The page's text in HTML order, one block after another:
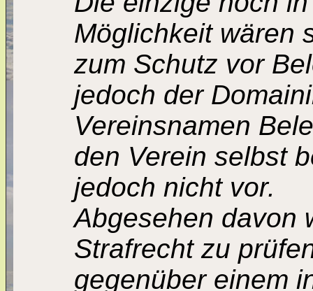
Möglichkeit wären
zum Schutz vor
jedoch der
Vereinsnamen
den Verein selbst
jedoch nicht vor.
Abgesehen davon
Strafrecht zu
gegenüber einem